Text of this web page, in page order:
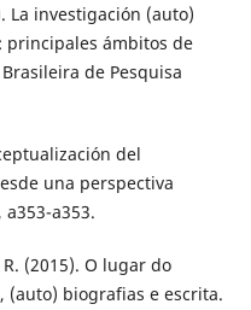
La investigación (auto)
principales ámbitos de
de Pesquisa
del
una perspectiva
a353.
(2015). O lugar do
(auto) biografias e escrita.